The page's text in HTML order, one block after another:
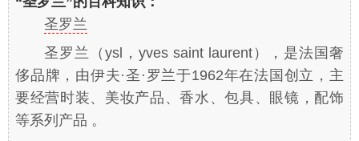
圣罗兰
圣罗兰（ysl，yves saint laurent），是法国奢
侈品牌，由伊夫·圣·罗兰于1962年在法国创立，主
要经营时装、美妆产品、香水、包具、眼镜，配饰
等系列产品 。